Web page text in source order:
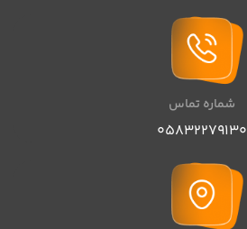
موضوع: عاشقانه کلاسیک
نوع جلد شومیز
تعداد صفحات: ۲۰۰ صفحه
شماره تماس
05832279130